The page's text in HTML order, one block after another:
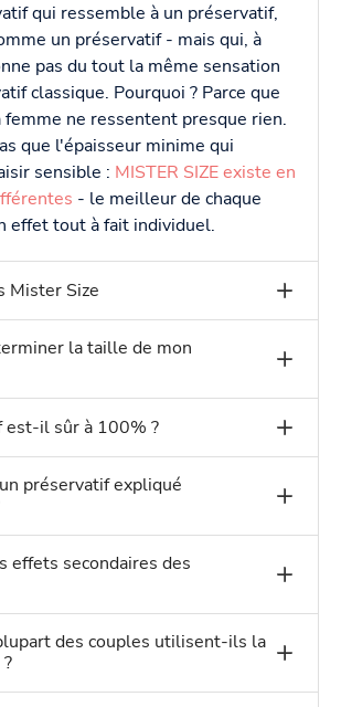
qui ressemble à un préservatif,
un préservatif - mais qui, à
pas du tout la même sensation
classique. Pourquoi ? Parce que
ne ressentent presque rien.
que l'épaisseur minime qui
sensible : MISTER SIZE existe en
- le meilleur de chaque
effet tout à fait individuel.
Mister Size
la taille de mon
est-il sûr à 100% ?
préservatif expliqué
effets secondaires des
des couples utilisent-ils la